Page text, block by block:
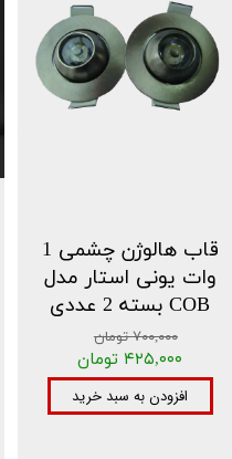
قاب هالوژن چشمی 1
وات یونی استار مدل
COB بسته 2 عددی
۷۰۰,۰۰۰ تومان
۴۲۵,۰۰۰ تومان
افزودن به سبد خرید